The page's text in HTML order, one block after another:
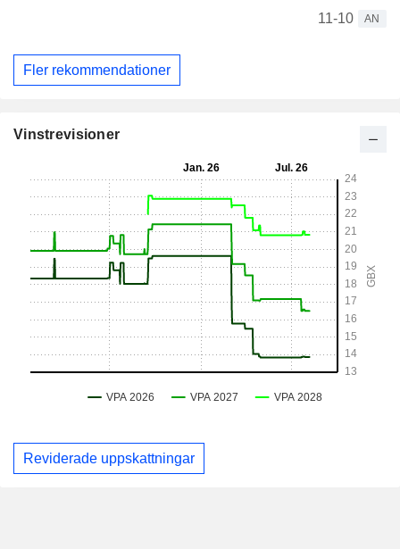
11-10
AN
Fler rekommendationer
Vinstrevisioner
Reviderade uppskattningar